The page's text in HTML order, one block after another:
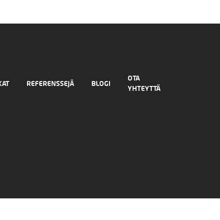
REFERENSSEJÄ BLOGI
OTA
YHTEYTTÄ